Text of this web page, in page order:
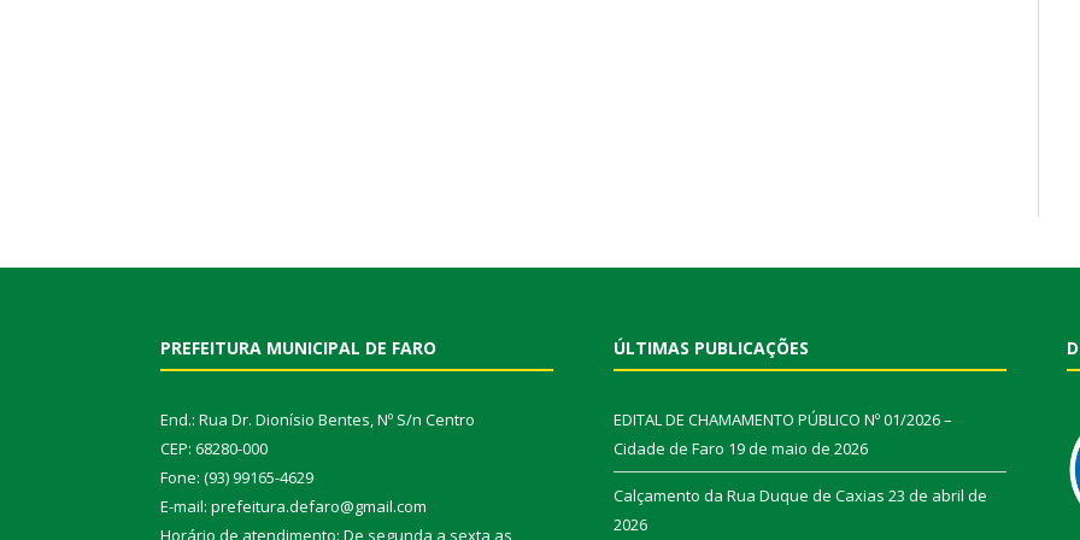
PREFEITURA MUNICIPAL DE FARO
End.: Rua Dr. Dionísio Bentes, Nº S/n Centro
CEP: 68280-000
Fone: (93) 99165-4629
E-mail: prefeitura.defaro@gmail.com
Horário de atendimento: De segunda a sexta as
ÚLTIMAS PUBLICAÇÕES
EDITAL DE CHAMAMENTO PÚBLICO Nº 01/2026 –
Cidade de Faro 19 de maio de 2026
Calçamento da Rua Duque de Caxias 23 de abril de
2026